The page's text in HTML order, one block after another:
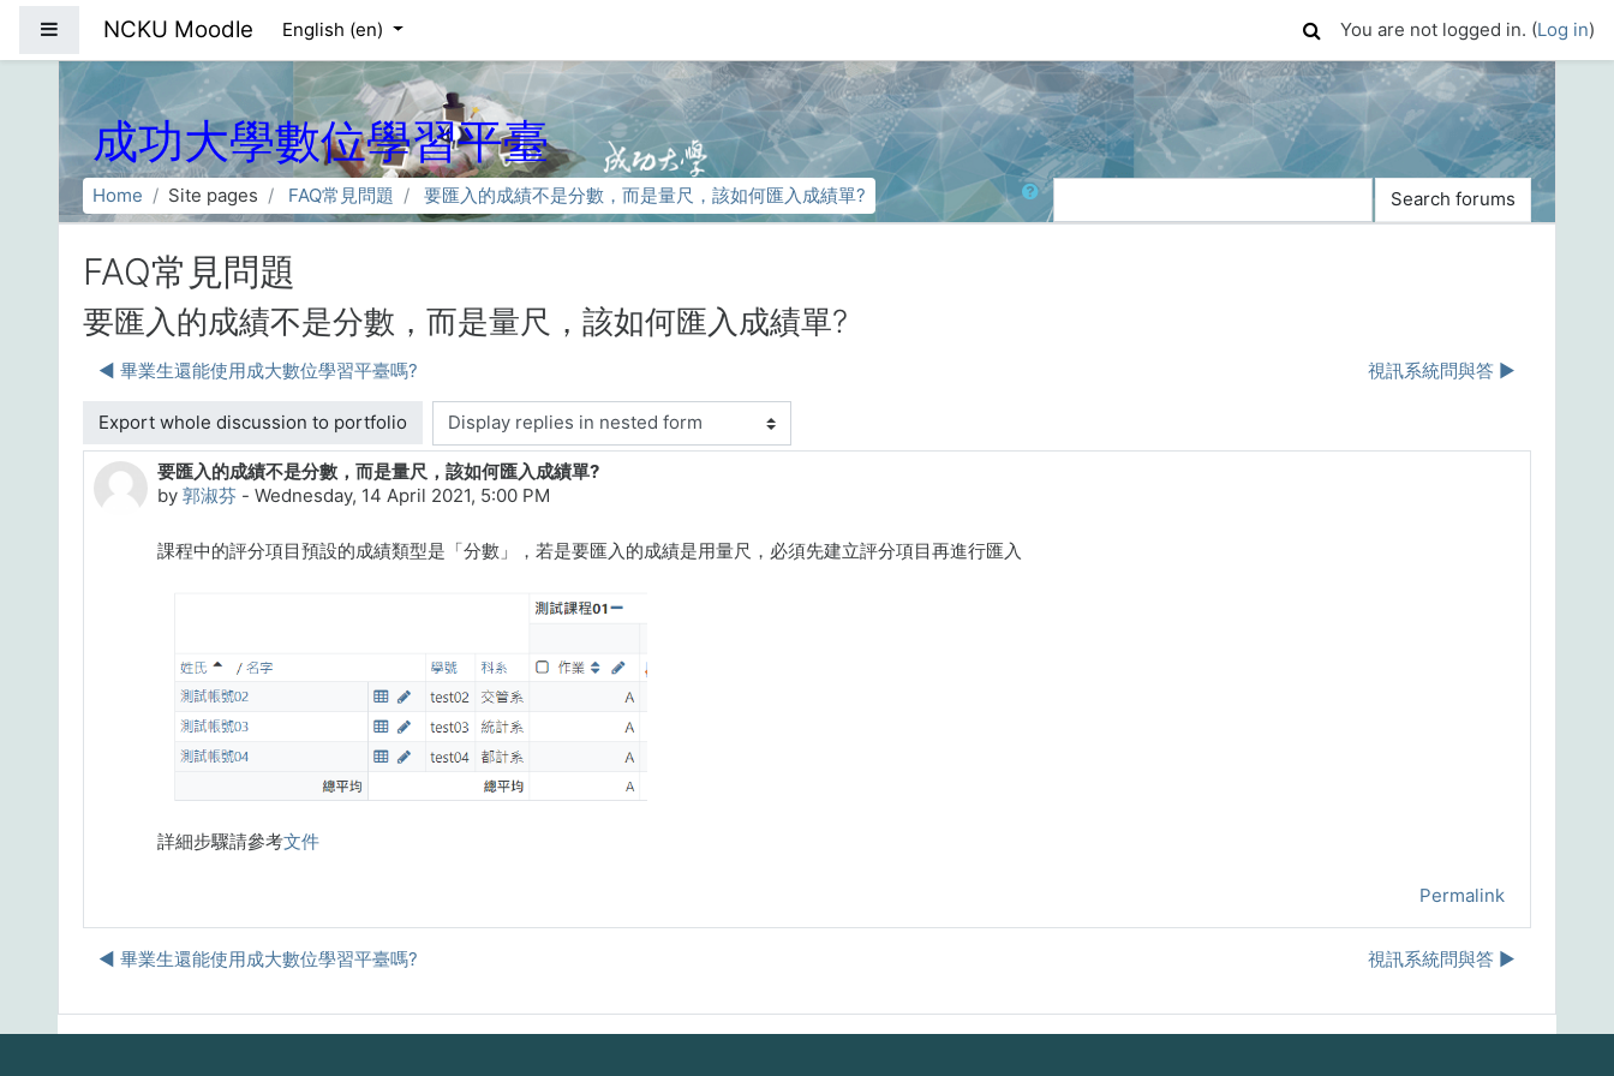
Side panel
NCKU Moodle English ‎(en)‎ You are not logged in. (Log in)
成功大學數位學習平臺
Home Site pages FAQ常見問題 要匯入的成績不是分數，而是量尺，該如何匯入成績單?
Search
Search forums
FAQ常見問題
要匯入的成績不是分數，而是量尺，該如何匯入成績單?
◀︎ 畢業生還能使用成大數位學習平臺嗎? 視訊系統問與答 ▶︎
Display mode
要匯入的成績不是分數，而是量尺，該如何匯入成績單?
by 郭淑芬 - Wednesday, 14 April 2021, 5:00 PM
Number of replies: 0
課程中的評分項目預設的成績類型是「分數」，若是要匯入的成績是用量尺，必須先建立評分項目再進行匯入
詳細步驟請參考文件
Permalink
◀︎ 畢業生還能使用成大數位學習平臺嗎? 視訊系統問與答 ▶︎